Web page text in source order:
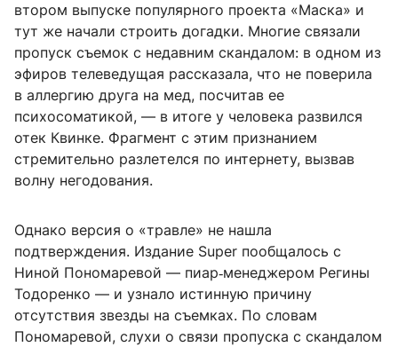
втором выпуске популярного проекта «Маска» и
тут же начали строить догадки. Многие связали
пропуск съемок с недавним скандалом: в одном из
эфиров телеведущая рассказала, что не поверила
в аллергию друга на мед, посчитав ее
психосоматикой, — в итоге у человека развился
отек Квинке. Фрагмент с этим признанием
стремительно разлетелся по интернету, вызвав
волну негодования.
Однако версия о «травле» не нашла
подтверждения. Издание Super пообщалось с
Ниной Пономаревой — пиар‑менеджером Регины
Тодоренко — и узнало истинную причину
отсутствия звезды на съемках. По словам
Пономаревой, слухи о связи пропуска с скандалом